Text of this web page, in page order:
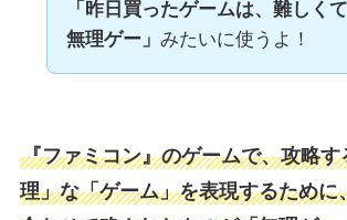
「昨日買ったゲームは、難しくて
無理ゲー」 みたいに使うよ！
『ファミコン』のゲームで、攻略す
理」な「ゲーム」を表現するために